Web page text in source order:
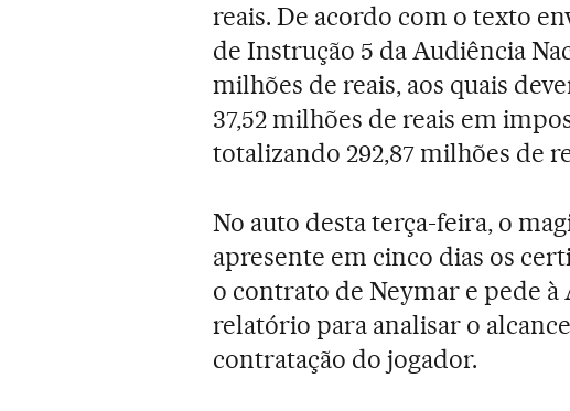
reais. De acordo com o texto
de Instrução 5 da Audiência
milhões de reais, aos quais
37,52 milhões de reais em
totalizando 292,87 milhões de
No auto desta terça-feira, o
apresente em cinco dias os
o contrato de Neymar e pede
relatório para analisar o
contratação do jogador.